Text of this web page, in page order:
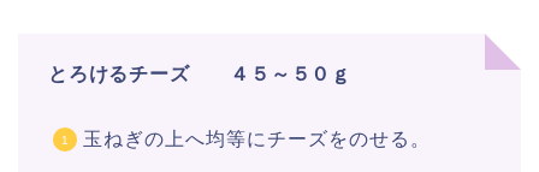
とろけるチーズ ４５～５０ｇ
玉ねぎの上へ均等にチーズをのせる。